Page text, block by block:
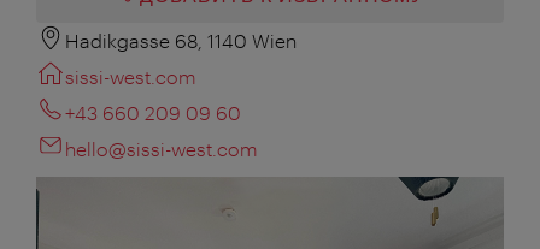
Hadikgasse 68, 1140 Wien
sissi-west.com
+43 660 209 09 60
hello@sissi-west.com